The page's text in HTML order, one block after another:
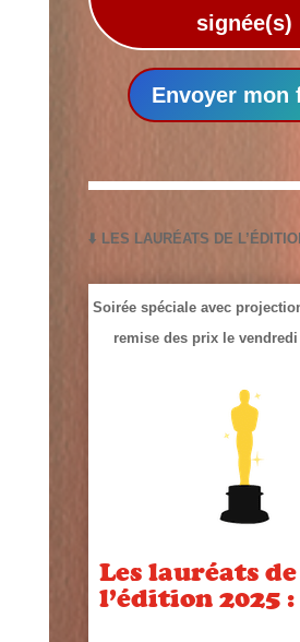
signée(s)
Envoyer mon
⬇️ LES LAURÉATS DE
Soirée spéciale avec
remise des prix le
Les lauréats de
l’édition 2025 :